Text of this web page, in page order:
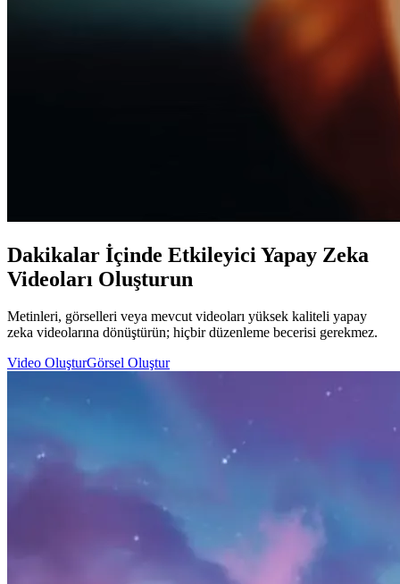
Dakikalar İçinde Etkileyici Yapay Zeka
Videoları Oluşturun
Metinleri, görselleri veya mevcut videoları yüksek kaliteli yapay
zeka videolarına dönüştürün; hiçbir düzenleme becerisi gerekmez.
Video OluşturGörsel Oluştur